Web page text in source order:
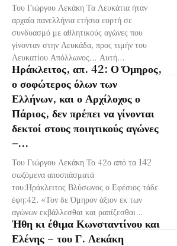
Του Γιώργου Λεκάκη Τα Λευκάτια ήταν
αρχαία πανελλήνια ετήσια εορτή σε
συνδυασμό με αθλητικούς αγώνες που
γίνονταν στην Λευκάδα, προς τιμήν του
Λευκατίου Απόλλωνος… Αυτή...
Ηράκλειτος, απ. 42: Ο Όμηρος,
ο σοφώτερος όλων των
Ελλήνων, και ο Αρχίλοχος ο
Πάριος, δεν πρέπει να γίνονται
δεκτοί στους ποιητικούς αγώνες
–...
Του Γιώργου Λεκάκη Το 42ο από τα 142
σωζόμενα αποσπάσματά
του:Ηράκλειτος Βλύσωνος ο Εφέσιος τάδε
έφη:42. «Τον δε Όμηρον άξιον εκ των
αγώνων εκβάλλεσθαι και ραπίζεσθαι...
Ήθη κι έθιμα Κωνσταντίνου και
Ελένης – του Γ. Λεκάκη